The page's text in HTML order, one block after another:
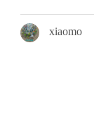
xiaomo